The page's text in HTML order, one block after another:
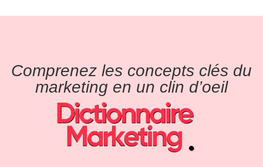
Comprenez les concepts clés du
marketing en un clin d’oeil